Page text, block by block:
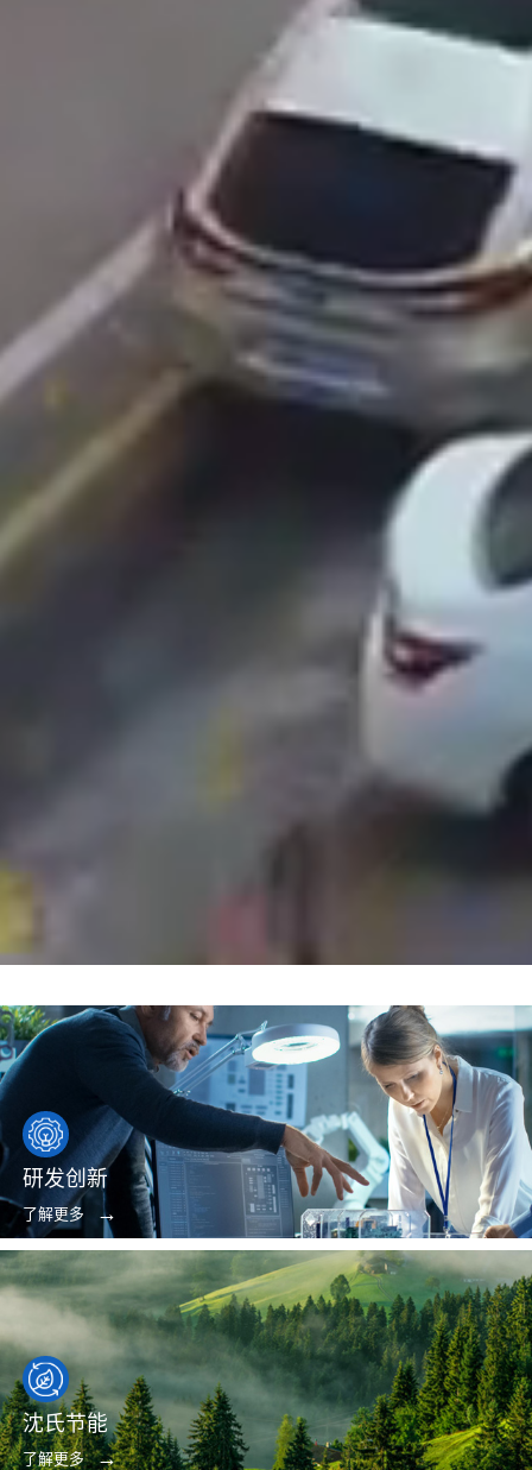
研发创新
了解更多
沈氏节能
了解更多